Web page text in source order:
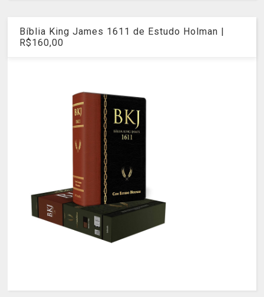
Bíblia King James 1611 de Estudo Holman |
R$160,00